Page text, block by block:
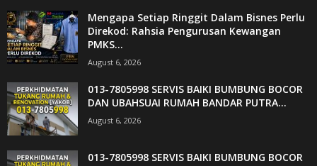
Mengapa Setiap Ringgit Dalam Bisnes Perlu
Direkod: Rahsia Pengurusan Kewangan
PMKS...
August 6, 2026
013-7805998 SERVIS BAIKI BUMBUNG BOCOR
DAN UBAHSUAI RUMAH BANDAR PUTRA...
August 6, 2026
013-7805998 SERVIS BAIKI BUMBUNG BOCOR